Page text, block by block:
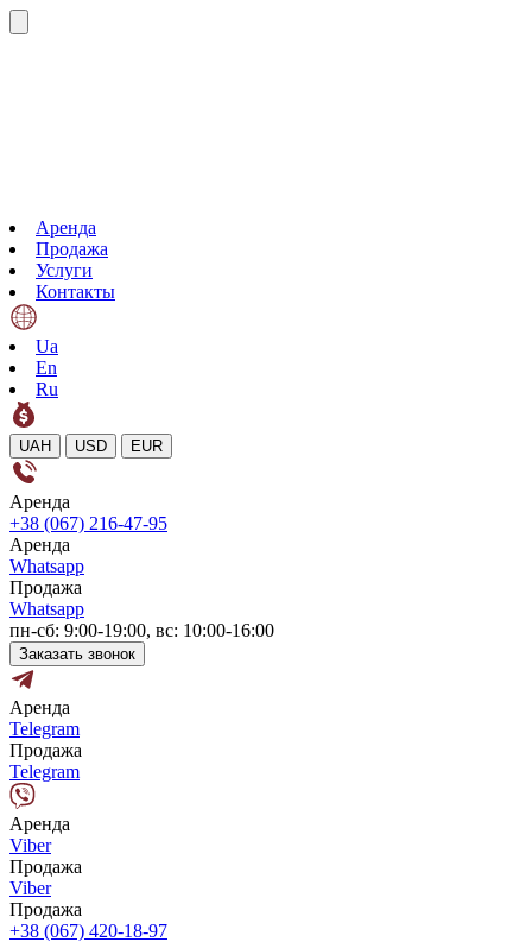
Аренда
Продажа
Услуги
Контакты
Ua
En
Ru
UAH USD EUR
Аренда
+38 (067) 216-47-95
Аренда
Whatsapp
Продажа
Whatsapp
пн-сб: 9:00-19:00, вс: 10:00-16:00
Заказать звонок
Аренда
Telegram
Продажа
Telegram
Аренда
Viber
Продажа
Viber
Продажа
+38 (067) 420-18-97